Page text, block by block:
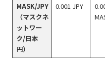
MASK/JPY
（マスクネ
ットワー
ク/日本
円）
0.001 JPY